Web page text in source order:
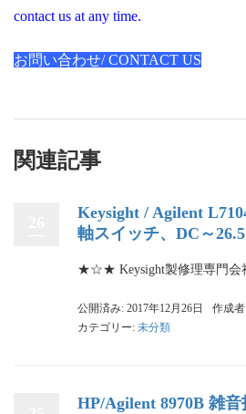
contact us at any time.
お問い合わせ/ CONTACT US
関連記事
Keysight / Agilent
軸スイッチ、DC～
★☆★ Keysight製修理専門
公開済み: 2017年12月26日 作成
カテゴリー: 未分類
HP/Agilent 8970B 雑